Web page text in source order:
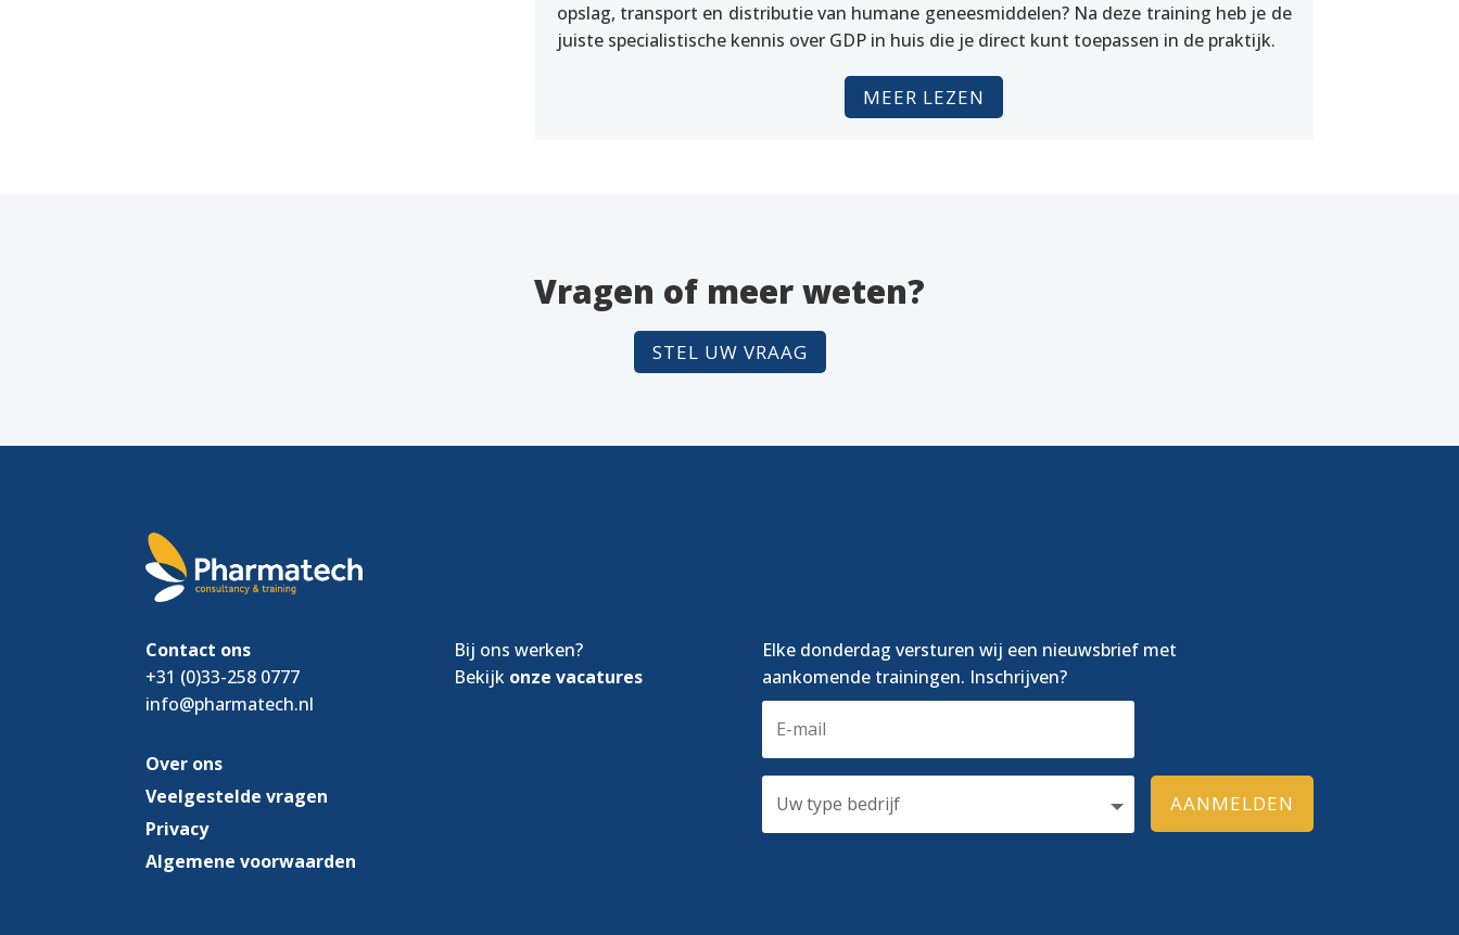
opslag, transport en distributie van humane geneesmiddelen? Na deze training heb je de
juiste specialistische kennis over GDP in huis die je direct kunt toepassen in de praktijk.
MEER LEZEN
Vragen of meer weten?
STEL UW VRAAG
Contact ons
+31 (0)33-258 0777
info@pharmatech.nl
Over ons
Veelgestelde vragen
Privacy
Algemene voorwaarden
Bij ons werken?
Bekijk onze vacatures
Elke donderdag versturen wij een nieuwsbrief met
aankomende trainingen. Inschrijven?
AANMELDEN